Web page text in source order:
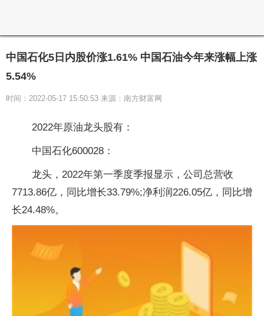
中国石化5日内股价涨1.61% 中国石油今年来涨幅上涨
5.54%
时间：2022-05-17 15:50:53 来源：南方财富网
2022年原油龙头股有：
中国石化600028：
龙头，2022年第一季度季报显示，公司总营收
7713.86亿，同比增长33.79%;净利润226.05亿，同比增
长24.48%。